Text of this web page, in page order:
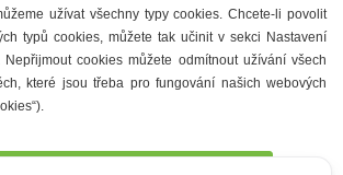
Restaurace
muzeum a galerie
Denní meníčka
užívat všechny typy cookies. Chcete-li povolit
typů cookies, můžete tak učinit v sekci Nastavení
cookies můžete odmítnout užívání všech
které jsou třeba pro fungování našich webových